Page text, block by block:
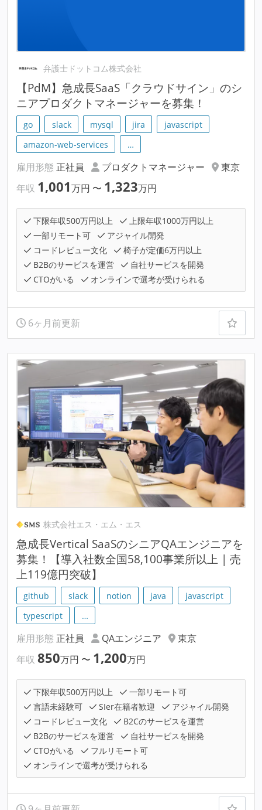
弁護士ドットコム株式会社
【PdM】急成長SaaS「クラウドサイン」のシ
ニアプロダクトマネージャーを募集！
go slack mysql jira
javascript
amazon-web-services
…
雇用形態 正社員 プロダクトマネージャー
東京
年収 1,001万円 〜 1,323万円
下限年収500万円以上
上限年収1000万円以上
一部リモート可
アジャイル開発
コードレビュー文化
椅子が定価6万円以上
B2Bのサービスを運営
自社サービスを開発
CTOがいる
オンラインで選考が受けられる
6ヶ月前更新
株式会社エス・エム・エス
急成長Vertical SaaSのシニアQAエンジニアを
募集！【導入社数全国58,100事業所以上 | 売
上119億円突破】
github slack notion java
javascript
typescript
…
雇用形態 正社員 QAエンジニア
東京
年収 850万円 〜 1,200万円
下限年収500万円以上
一部リモート可
言語未経験可
SIer在籍者歓迎
アジャイル開発
コードレビュー文化
B2Cのサービスを運営
B2Bのサービスを運営
自社サービスを開発
CTOがいる
フルリモート可
オンラインで選考が受けられる